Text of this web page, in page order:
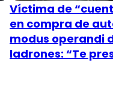
Víctima de
en compra de
modus operandi
ladrones: “Te